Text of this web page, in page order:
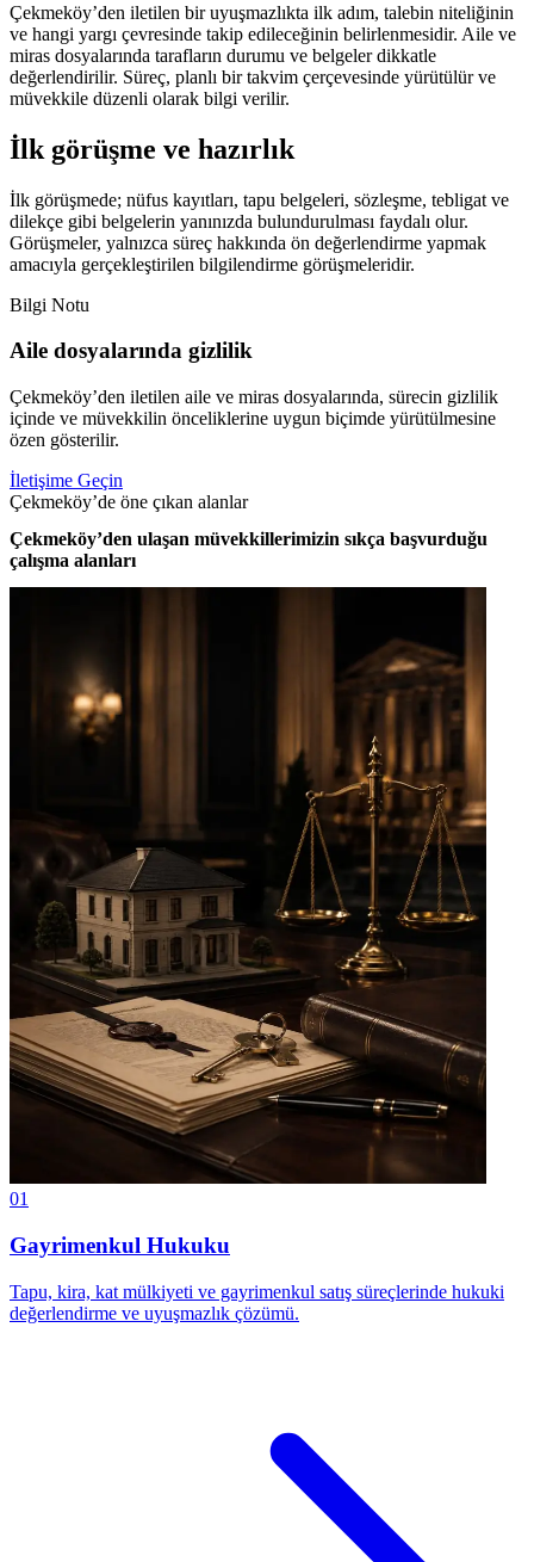
Çekmeköy’den iletilen bir uyuşmazlıkta ilk adım, talebin niteliğinin
ve hangi yargı çevresinde takip edileceğinin belirlenmesidir. Aile ve
miras dosyalarında tarafların durumu ve belgeler dikkatle
değerlendirilir. Süreç, planlı bir takvim çerçevesinde yürütülür ve
müvekkile düzenli olarak bilgi verilir.
İlk görüşme ve hazırlık
İlk görüşmede; nüfus kayıtları, tapu belgeleri, sözleşme, tebligat ve
dilekçe gibi belgelerin yanınızda bulundurulması faydalı olur.
Görüşmeler, yalnızca süreç hakkında ön değerlendirme yapmak
amacıyla gerçekleştirilen bilgilendirme görüşmeleridir.
Bilgi Notu
Aile dosyalarında gizlilik
Çekmeköy’den iletilen aile ve miras dosyalarında, sürecin gizlilik
içinde ve müvekkilin önceliklerine uygun biçimde yürütülmesine
özen gösterilir.
İletişime Geçin
Çekmeköy’de öne çıkan alanlar
Çekmeköy’den ulaşan müvekkillerimizin sıkça başvurduğu
çalışma alanları
01
Gayrimenkul Hukuku
Tapu, kira, kat mülkiyeti ve gayrimenkul satış süreçlerinde hukuki
değerlendirme ve uyuşmazlık çözümü.